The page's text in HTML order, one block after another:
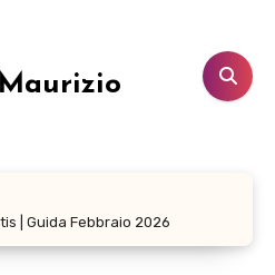
| Guida Febbraio 2026